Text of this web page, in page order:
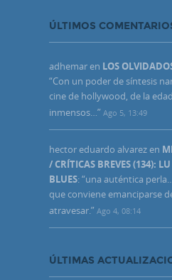
ÚLTIMOS
adhemar en LOS
“Con un poder de síntesis
cine de hollywood, de la
inmensos…” Ago 5, 13:49
hector eduardo alvarez en
/ CRÍTICAS BREVES (134):
BLUES: “una auténtica
que conviene emanciparse
atravesar.” Ago 4, 08:14
ÚLTIMAS